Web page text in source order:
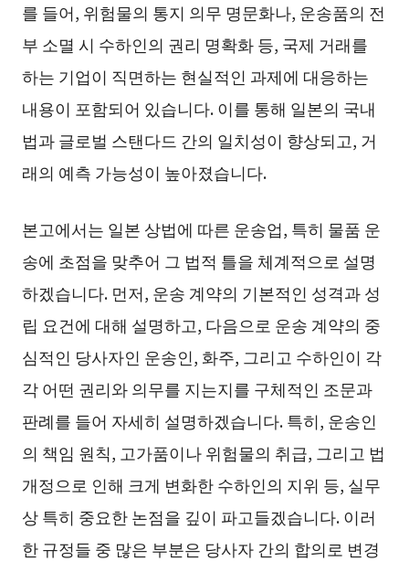
를 들어, 위험물의 통지 의무 명문화나, 운송품의 전
부 소멸 시 수하인의 권리 명확화 등, 국제 거래를
하는 기업이 직면하는 현실적인 과제에 대응하는
내용이 포함되어 있습니다. 이를 통해 일본의 국내
법과 글로벌 스탠다드 간의 일치성이 향상되고, 거
래의 예측 가능성이 높아졌습니다.
본고에서는 일본 상법에 따른 운송업, 특히 물품 운
송에 초점을 맞추어 그 법적 틀을 체계적으로 설명
하겠습니다. 먼저, 운송 계약의 기본적인 성격과 성
립 요건에 대해 설명하고, 다음으로 운송 계약의 중
심적인 당사자인 운송인, 화주, 그리고 수하인이 각
각 어떤 권리와 의무를 지는지를 구체적인 조문과
판례를 들어 자세히 설명하겠습니다. 특히, 운송인
의 책임 원칙, 고가품이나 위험물의 취급, 그리고 법
개정으로 인해 크게 변화한 수하인의 지위 등, 실무
상 특히 중요한 논점을 깊이 파고들겠습니다. 이러
한 규정들 중 많은 부분은 당사자 간의 합의로 변경